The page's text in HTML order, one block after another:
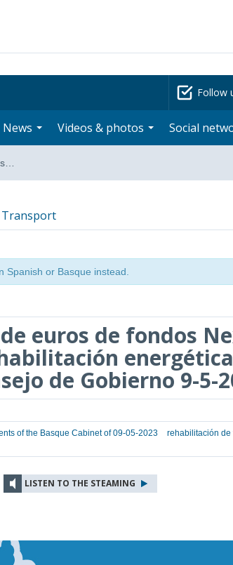
Follow
News Videos & photos Social
Spanish or Basque instead.
euros de fondos
de Gobierno 9-5-
of the Basque Cabinet of 09-05-2023
rehabilitación de
LISTEN TO THE STEAMING